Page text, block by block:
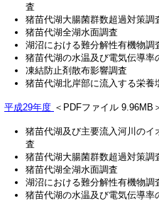
査
猪苗代湖大腸菌群数超過対策調
猪苗代湖全湖水面調査
湖沼における難分解性有機物調
猪苗代湖の水温及び電気伝導率
凍結防止剤散布影響調査
猪苗代湖北岸部に流入する栄
平成29年度 ＜PDFファイル 9.96MB
猪苗代湖及び主要流入河川の
査
猪苗代湖大腸菌群数超過対策調
猪苗代湖全湖水面調査
湖沼における難分解性有機物調
猪苗代湖の水温及び電気伝導率